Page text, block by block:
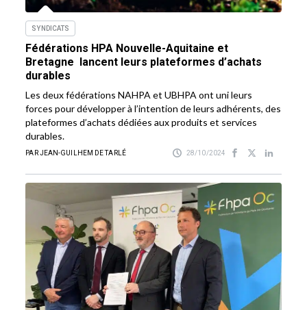
SYNDICATS
Fédérations HPA Nouvelle-Aquitaine et
Bretagne lancent leurs plateformes d’achats
durables
Les deux fédérations NAHPA et UBHPA ont uni leurs
forces pour développer à l’intention de leurs adhérents, des
plateformes d’achats dédiées aux produits et services
durables.
PAR JEAN-GUILHEM DE TARLÉ 28/10/2024